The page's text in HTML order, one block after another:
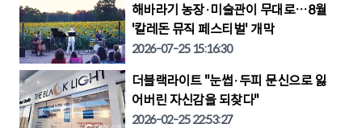
해바라기 농장·미술관이 무대로…8월
'칼레돈 뮤직 페스티벌' 개막
2026-07-25 15:16:30
더블랙라이트 "눈썹·두피 문신으로 잃
어버린 자신감을 되찾다"
2026-02-25 22:53:27